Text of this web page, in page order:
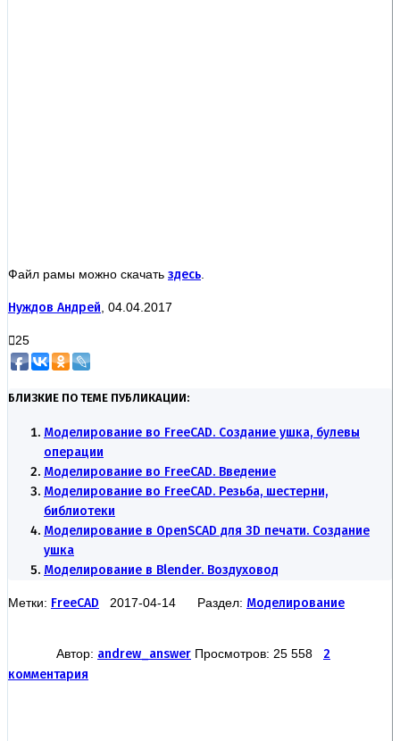
Файл рамы можно скачать здесь
Нуждов Андрей , 04.04.2017
25
БЛИЗКИЕ ПО ТЕМЕ ПУБЛИКАЦИИ:
Моделирование во FreeCAD. Создание ушка, булевы
операции
Моделирование во FreeCAD. Введение
Моделирование во FreeCAD. Резьба, шестерни,
библиотеки
Моделирование в OpenSCAD для 3D печати. Создание
ушка
Моделирование в Blender. Воздуховод
Метки: FreeCAD 2017-04-14 Раздел: Моделирование
Автор: andrew_answer Просмотров: 25 558 2
комментария